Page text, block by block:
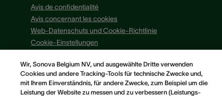
Avis de confidentialité
Avis concernant les cookies
Web-Datenschuts und Cookie-Richtlinie
Cookie-Einstellungen
Wir, Sonova Belgium NV, und ausgewählte Dritte verwenden
Cookies und andere Tracking-Tools für technische Zwecke und,
mit Ihrem Einverständnis, für andere Zwecke, zum Beispiel um die
Leistung der Website zu messen und zu verbessern (Leistungs-